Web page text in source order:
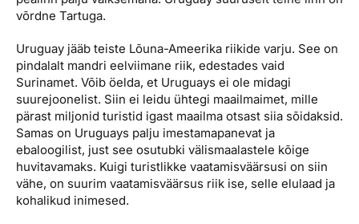
võrdne Tartuga.
Uruguay jääb teiste Lõuna-Ameerika riikide varju. See on
pindalalt mandri eelviimane riik, edestades vaid
Surinamet. Võib öelda, et Uruguays ei ole midagi
suurejoonelist. Siin ei leidu ühtegi maailmaimet, mille
pärast miljonid turistid igast maailma otsast siia sõidaksid.
Samas on Uruguays palju imestamapanevat ja
ebaloogilist, just see osutubki välismaalastele kõige
huvitavamaks. Kuigi turistlikke vaatamisväärsusi on siin
vähe, on suurim vaatamisväärsus riik ise, selle elulaad ja
kohalikud inimesed.